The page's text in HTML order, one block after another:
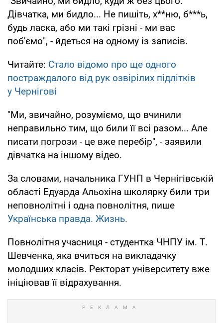
Дівчатка, ми бидло... Не пишіть, х**ню, б***ь,
будь ласка, або ми такі грізні - ми вас
поб'ємо", - йдеться на одному із записів.
Читайте: Стало відомо про ще одного
постраждалого від рук озвірілих підлітків
у Чернігові
"Ми, звичайно, розуміємо, що вчинили
неправильно тим, що били її всі разом... Але
писати погрози - це вже перебір", - заявили
дівчатка на іншому відео.
За словами, начальника ГУНП в Чернігівській
області Едуарда Альохіна школярку били три
неповнолітні і одна повнолітня, пише
Українська правда. Жизнь.
Повнолітня учасниця - студентка ЧНПУ ім. Т.
Шевченка, яка вчиться на викладачку
молодших класів. Ректорат університету вже
ініціював її відрахування.